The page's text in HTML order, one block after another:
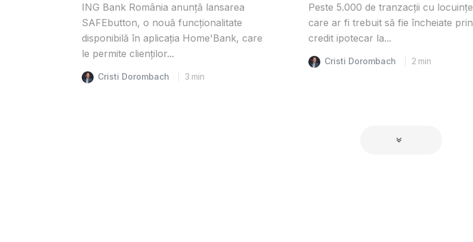
ING Bank România anunță lansarea
SAFEbutton, o nouă funcționalitate
disponibilă în aplicația Home'Bank, care
le permite clienților...
Cristi Dorombach 3 min
Peste 5.000 de tranzacții cu locuințe
care ar fi trebuit să fie încheiate prin
credit ipotecar la...
Cristi Dorombach 2 min